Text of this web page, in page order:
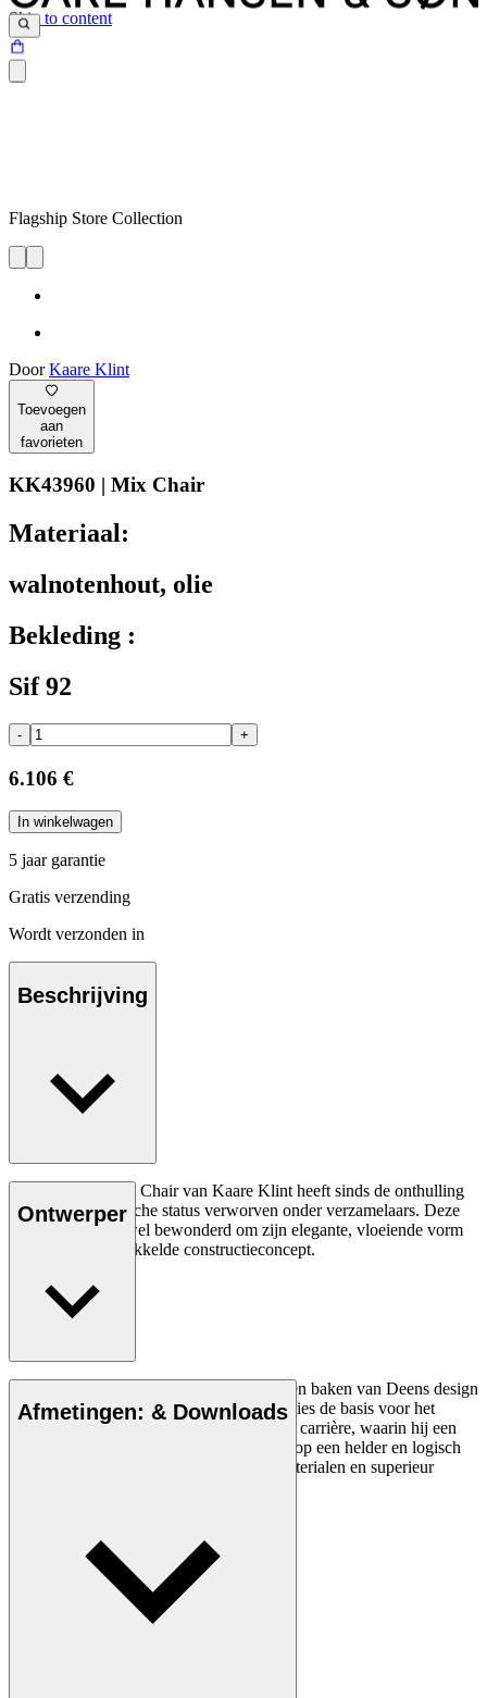
Skip to content
Flagship Store Collection
DoorKaare Klint
Toevoegen
aan
favorieten
KK43960 | Mix Chair
Materiaal:
walnotenhout, olie
Bekleding :
Sif 92
- +
6.106 €
In winkelwagen
5 jaar garantie
Gratis verzending
Wordt verzonden in
Beschrijving
De KK43960 Mix Chair van Kaare Klint heeft sinds de onthulling
in 1930 een iconische status verworven onder verzamelaars. Deze
fauteuil wordt zowel bewonderd om zijn elegante, vloeiende vorm
als om zijn ingewikkelde constructieconcept.
Lees meer
Ontwerper
Architect Kaare Klint (1888-1954) was een baken van Deens design
en legde met zijn unieke inzicht in proporties de basis voor het
Danish Modern-concept. Tijdens zijn hele carrière, waarin hij een
reeks designiconen creëerde, hamerde hij op een helder en logisch
ontwerp, strakke lijnen, voortreffelijke materialen en superieur
Afmetingen: & Downloads